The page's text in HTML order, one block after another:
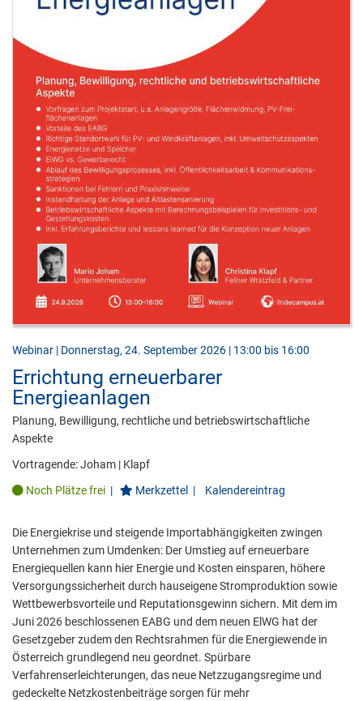
Webinar | Donnerstag, 24. September 2026 | 13:00 bis 16:00
Errichtung erneuerbarer
Energieanlagen
Planung, Bewilligung, rechtliche und betriebswirtschaftliche
Aspekte
Vortragende:Joham | Klapf
Noch Plätze frei | Merkzettel | Kalendereintrag
Die Energiekrise und steigende Importabhängigkeiten zwingen
Unternehmen zum Umdenken: Der Umstieg auf erneuerbare
Energiequellen kann hier Energie und Kosten einsparen, höhere
Versorgungssicherheit durch hauseigene Stromproduktion sowie
Wettbewerbsvorteile und Reputationsgewinn sichern. Mit dem im
Juni 2026 beschlossenen EABG und dem neuen ElWG hat der
Gesetzgeber zudem den Rechtsrahmen für die Energiewende in
Österreich grundlegend neu geordnet. Spürbare
Verfahrenserleichterungen, das neue Netzzugangsregime und
gedeckelte Netzkostenbeiträge sorgen für mehr